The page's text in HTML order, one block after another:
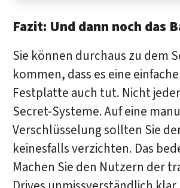
Fazit: Und dann noch das
Sie können durchaus zu dem
kommen, dass es eine
Festplatte auch tut. Nicht
Secret-Systeme. Auf eine
Verschlüsselung sollten Sie
keinesfalls verzichten. Das
Machen Sie den Nutzern der